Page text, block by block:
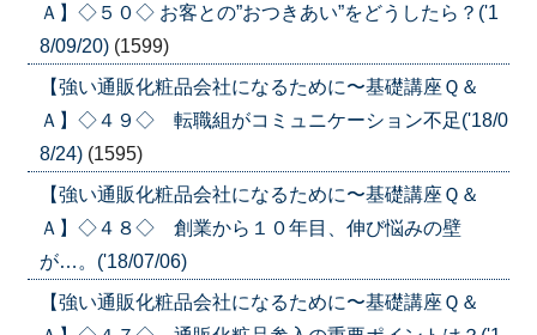
Ａ】◇５０◇ お客との”おつきあい”をどうしたら？('1
8/09/20) (1599)
【強い通販化粧品会社になるために〜基礎講座Ｑ＆
Ａ】◇４９◇ 転職組がコミュニケーション不足('18/0
8/24) (1595)
【強い通販化粧品会社になるために〜基礎講座Ｑ＆
Ａ】◇４８◇ 創業から１０年目、伸び悩みの壁
が…。('18/07/06)
【強い通販化粧品会社になるために〜基礎講座Ｑ＆